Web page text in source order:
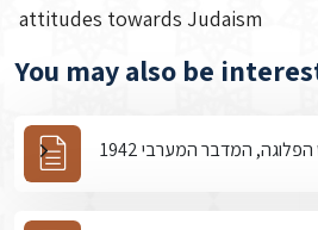
attitudes towards Judaism
You may also be